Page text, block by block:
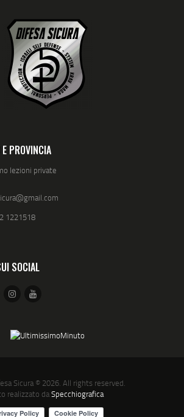
PROVINCIA
lezioni private
1221518
SOCIAL
Sicura © 2026. All rights reserved.
realizzato daSpecchiografica